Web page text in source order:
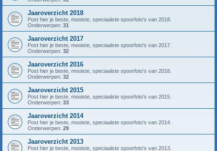
Jaaroverzicht 2018
Post hier je beste, mooiste, speciaalste spoorfoto's van 2018.
Onderwerpen: 31
Jaaroverzicht 2017
Post hier je beste, mooiste, speciaalste spoorfoto's van 2017.
Onderwerpen: 32
Jaaroverzicht 2016
Post hier je beste, mooiste, speciaalste spoorfoto's van 2016.
Onderwerpen: 32
Jaaroverzicht 2015
Post hier je beste, mooiste, speciaalste spoorfoto's van 2015.
Onderwerpen: 33
Jaaroverzicht 2014
Post hier je beste, mooiste, speciaalste spoorfoto's van 2014.
Onderwerpen: 29
Jaaroverzicht 2013
Post hier je beste, mooiste, speciaalste spoorfoto's van 2013.